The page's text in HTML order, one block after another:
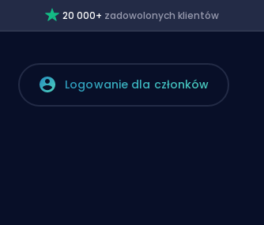
20 000+ zadowolonych klientów
Logowanie dla członków